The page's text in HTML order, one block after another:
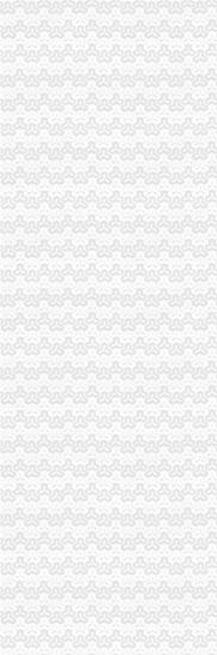
户口上出错能否改过来_网易
重庆市（超大城市,一线城市
【贸易顾问】价格,厂家,图
【重庆西彭二手配饰转让_
柬埔寨入境海关申报单-穷游
同景跃城_融创白象街_楼盘
重庆争设个内陆保税港区_新